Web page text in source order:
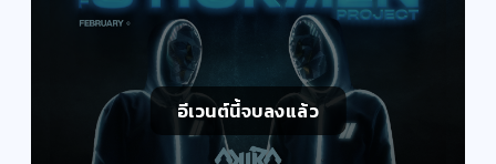
อีเวนต์นี้จบลงแล้ว